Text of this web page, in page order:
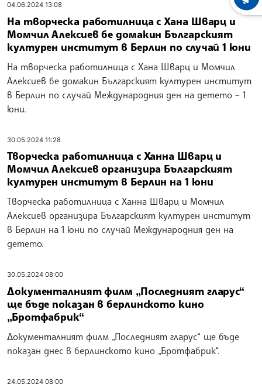
04.06.2024 13:08
На творческа работилница с Хана Шварц и
Момчил Алексиев бе домакин Българският
културен институт в Берлин по случай 1 юни
На творческа работилница с Хана Шварц и Момчил
Алексиев бе домакин Българският културен институт
в Берлин по случай Международния ден на детето – 1
юни.
30.05.2024 11:28
Творческа работилница с Ханна Шварц и
Момчил Алексиев организира Българският
културен институт в Берлин на 1 юни
Творческа работилница с Ханна Шварц и Момчил
Алексиев организира Българският културен институт
в Берлин на 1 юни по случай Международния ден на
детето.
30.05.2024 08:00
Документалният филм „Последният гларус“
ще бъде показан в берлинското кино
„Бротфабрик“
Документалният филм „Последният гларус“ ще бъде
показан днес в берлинското кино „Бротфабрик“.
24.05.2024 08:00